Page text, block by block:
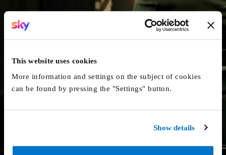
This website uses cookies
More information and settings on the subject of cookies
can be found by pressing the "Settings" button.
Show details